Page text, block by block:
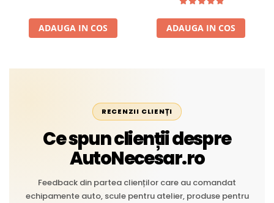
Liniar
ADAUGA IN COS ADAUGA IN COS
RECENZII CLIENȚI
Ce spun clienții despre
AutoNecesar.ro
Feedback din partea clienților care au comandat
echipamente auto, scule pentru atelier, produse pentru